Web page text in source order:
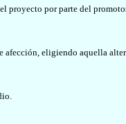
proyecto por parte del
afección, eligiendo aquella